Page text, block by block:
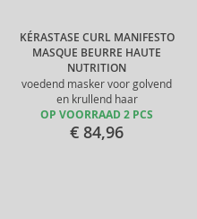
KÉRASTASE CURL MANIFESTO
MASQUE BEURRE HAUTE
NUTRITION
voedend masker voor golvend
en krullend haar
OP VOORRAAD 2 PCS
€ 84,96